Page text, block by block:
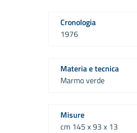
Cronologia
1976
Materia e tecnica
Marmo verde
Misure
cm 145 x 93 x 13